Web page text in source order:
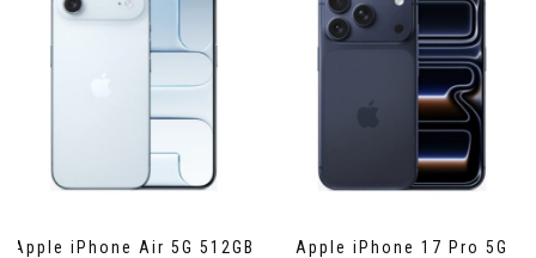
Apple iPhone Air 5G 512GB
Apple iPhone 17 Pro 5G